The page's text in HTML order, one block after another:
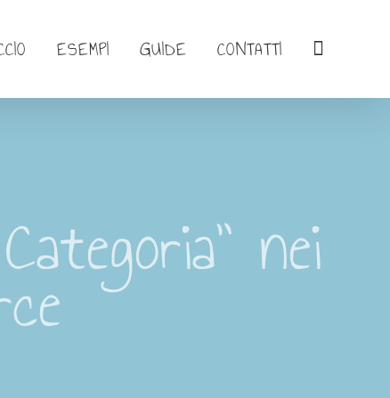
ESEMPI GUIDE CONTATTI
nei